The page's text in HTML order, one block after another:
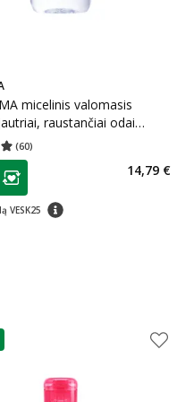
micelinis valomasis
raustančiai odai
AR H2O, 250 ml
(60) 4.97
klubo narių
VESK25 patarimas
14,79 €